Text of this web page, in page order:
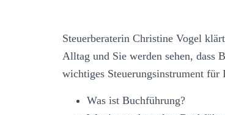
Steuerberaterin Christine Vogel
Alltag und Sie werden sehen, dass
wichtiges Steuerungsinstrument für
Was ist Buchführung?